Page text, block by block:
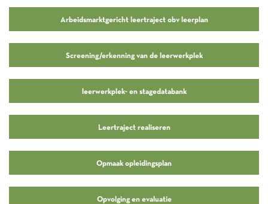
Arbeidsmarktgericht leertraject obv leerplan
Screening/erkenning van de leerwerkplek
leerwerkplek- en stagedatabank
Leertraject realiseren
Opmaak opleidingsplan
Opvolging en evaluatie